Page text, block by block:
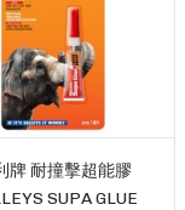
牌 耐撞擊超能膠
SUPA GLUE